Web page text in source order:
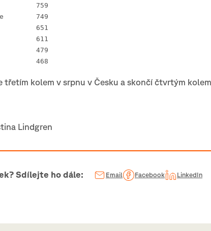
10 Španělsko 		 759
11 Velká Británie 	 749
12 Itálie 		 651
13 Rakousko 		 611
14 Nový Zélans		 479
15 Austrálie		 468
třetím kolem v srpnu v Česku a skončí čtvrtým
Lindgren
Sdílejte ho dále: Email Facebook LinkedIn